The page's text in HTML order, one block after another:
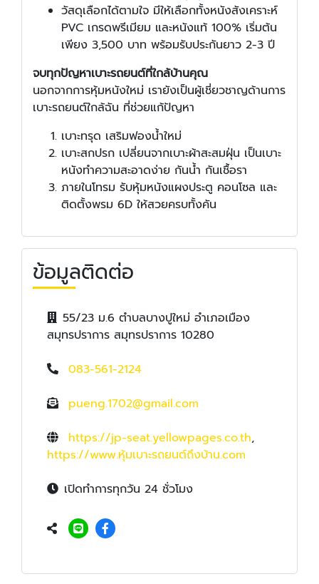
วัสดุเลือกได้ตามใจ มีให้เลือกทั้งหนังสังเคราะห์
PVC เกรดพรีเมียม และหนังแท้ 100% เริ่มต้น
เพียง 3,500 บาท พร้อมรับประกันยาว 2-3 ปี
จบทุกปัญหาเบาะรถยนต์ที่ใกล้บ้านคุณ
นอกจากการหุ้มหนังใหม่ เรายังเป็นผู้เชี่ยวชาญด้านการ
เบาะรถยนต์ใกล้ฉัน ที่ช่วยแก้ปัญหา
เบาะทรุด เสริมฟองน้ำใหม่
เบาะสกปรก เปลี่ยนจากเบาะผ้าสะสมฝุ่น เป็นเบาะ
หนังทำความสะอาดง่าย กันน้ำ กันเชื้อรา
ภายในโทรม รับหุ้มหนังแผงประตู คอนโซล และ
ติดตั้งพรม 6D ให้สวยครบทั้งคัน
ข้อมูลติดต่อ
55/23 ม.6 ตำบลบางปูใหม่ อำเภอเมือง
สมุทรปราการ สมุทรปราการ 10280
083-561-2124
pueng.1702@gmail.com
https://jp-seat.yellowpages.co.th,
https://www.หุ้มเบาะรถยนต์ถึงบ้าน.com
เปิดทำการทุกวัน 24 ชั่วโมง